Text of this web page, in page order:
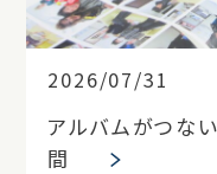
2026/07/31
アルバムがつな
間